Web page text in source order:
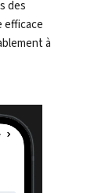
des
efficace
à